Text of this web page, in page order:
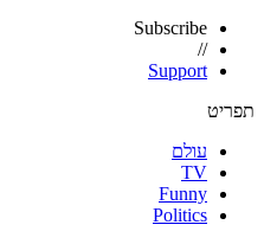
Subscribe
//
Support
תפריט
עולם
TV
Funny
Politics